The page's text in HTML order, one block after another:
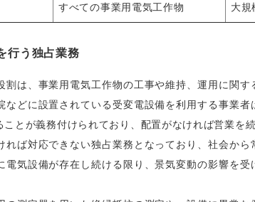
すべての事業用電気工作物 大規
行う独占業務
割は、事業用電気工作物の工事や維持、運用に関
などに設置されている受変電設備を利用する事業
とが義務付けられており、配置がなければ営業を
れば対応できない独占業務となっており、社会から
電気設備が存在し続ける限り、景気変動の影響を受